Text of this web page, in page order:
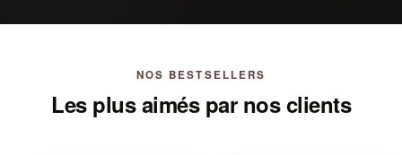
NOS BESTSELLERS
Les plus aimés par nos clients